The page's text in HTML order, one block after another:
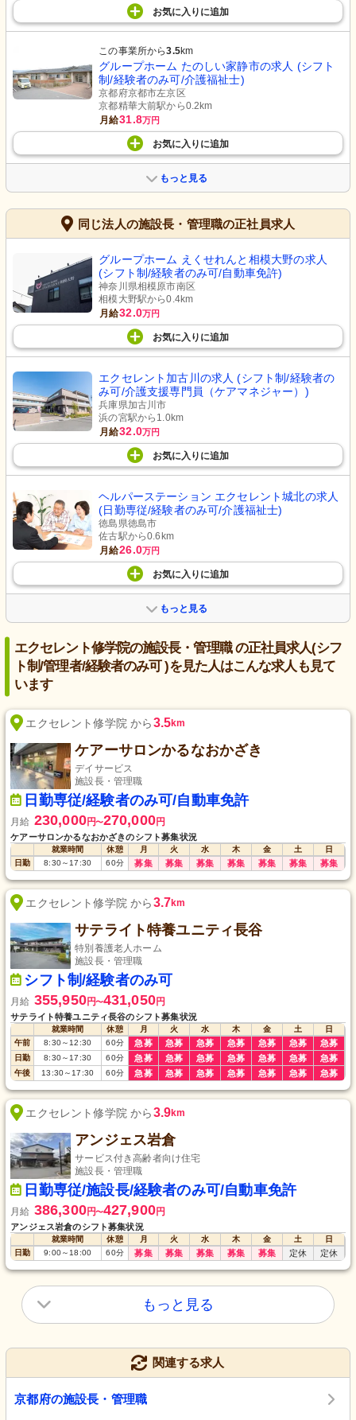
お気に入り に追加
この事業所から3.5km
グループホーム たのしい家静市の求人 (シフト
制/経験者のみ可/介護福祉士)
京都府京都市左京区
京都精華大前駅から0.2km
月給31.8万円
お気に入り に追加
もっと見る
同じ法人の施設長・管理職の正社員求人
グループホーム えくせれんと相模大野の求人
(シフト制/経験者のみ可/自動車免許)
神奈川県相模原市南区
相模大野駅から0.4km
月給32.0万円
お気に入り に追加
エクセレント加古川の求人 (シフト制/経験者の
み可/介護支援専門員（ケアマネジャー）)
兵庫県加古川市
浜の宮駅から1.0km
月給32.0万円
お気に入り に追加
ヘルパーステーション エクセレント城北の求人
(日勤専従/経験者のみ可/介護福祉士)
徳島県徳島市
佐古駅から0.6km
月給26.0万円
お気に入り に追加
もっと見る
エクセレント修学院の施設長・管理職 の正社員求人(シフ
ト制/管理者/経験者のみ可 )を見た人はこんな求人も見て
います
エクセレント修学院 から3.5km
ケアーサロンかるなおかざき
デイサービス
施設長・管理職
日勤専従/経験者のみ可/自動車免許
月給 230,000円〜270,000円
ケアーサロンかるなおかざきのシフト募集状況
就業時間 休憩 月 火 水 木 金 土
日
日勤
8:30～17:30 60分 募集 募集 募集 募集 募集 募集 募集
エクセレント修学院 から3.7km
サテライト特養ユニティ長谷
特別養護老人ホーム
施設長・管理職
シフト制/経験者のみ可
月給 355,950円〜431,050円
サテライト特養ユニティ長谷のシフト募集状況
就業時間 休憩 月 火 水 木 金 土
日
午前
8:30～12:30 60分 急募 急募 急募 急募 急募 急募 急募
日勤 8:30～17:30 60分 急募 急募 急募 急募 急募 急募 急募
午後 13:30～17:30 60分 急募 急募 急募 急募 急募 急募 急募
エクセレント修学院 から3.9km
アンジェス岩倉
サービス付き高齢者向け住宅
施設長・管理職
日勤専従/施設長/経験者のみ可/自動車免許
月給 386,300円〜427,900円
アンジェス岩倉のシフト募集状況
就業時間 休憩 月 火 水 木 金 土
日
日勤
9:00～18:00 60分 募集 募集 募集 募集 募集 定休 定休
もっと見る
関連する求人
京都府の施設長・管理職